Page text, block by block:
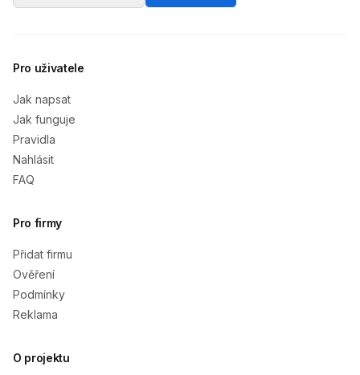
Pro uživatele
Jak napsat
Jak funguje
Pravidla
Nahlásit
FAQ
Pro firmy
Přidat firmu
Ověření
Podmínky
Reklama
O projektu